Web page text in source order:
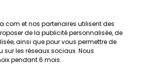
et nos partenaires utilisent des
de la publicité personnalisée, de
ainsi que pour vous permettre de
les réseaux sociaux. Nous
pendant 6 mois.